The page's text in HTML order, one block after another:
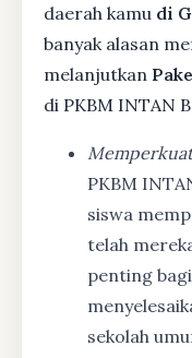
daerah kamu di
banyak alasan
melanjutkan
di PKBM INTAN
PKBM
siswa
telah
penting
sekolah